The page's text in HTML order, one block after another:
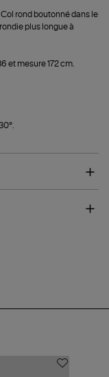
rond boutonné dans le
plus longue à
et mesure 172 cm.